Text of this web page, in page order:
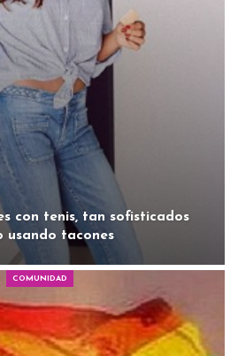
con tenis, tan sofisticados
usando tacones
COMUNIDAD